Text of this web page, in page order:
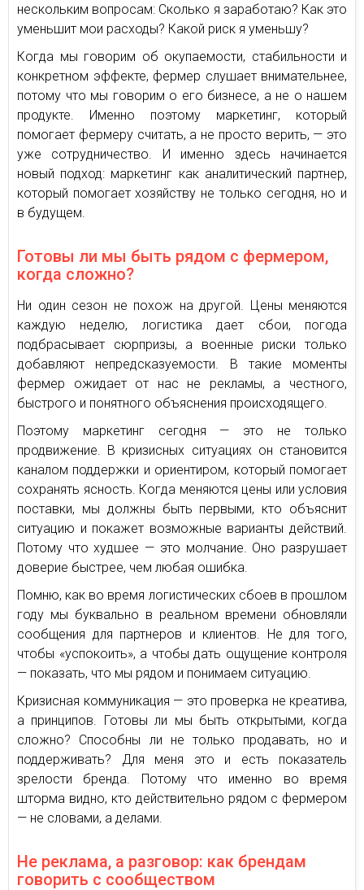
нескольким вопросам: Сколько я заработаю? Как это
уменьшит мои расходы? Какой риск я уменьшу?
Когда мы говорим об окупаемости, стабильности и
конкретном эффекте, фермер слушает внимательнее,
потому что мы говорим о его бизнесе, а не о нашем
продукте. Именно поэтому маркетинг, который
помогает фермеру считать, а не просто верить, — это
уже сотрудничество. И именно здесь начинается
новый подход: маркетинг как аналитический партнер,
который помогает хозяйству не только сегодня, но и
в будущем.
Готовы ли мы быть рядом с фермером,
когда сложно?
Ни один сезон не похож на другой. Цены меняются
каждую неделю, логистика дает сбои, погода
подбрасывает сюрпризы, а военные риски только
добавляют непредсказуемости. В такие моменты
фермер ожидает от нас не рекламы, а честного,
быстрого и понятного объяснения происходящего.
Поэтому маркетинг сегодня — это не только
продвижение. В кризисных ситуациях он становится
каналом поддержки и ориентиром, который помогает
сохранять ясность. Когда меняются цены или условия
поставки, мы должны быть первыми, кто объяснит
ситуацию и покажет возможные варианты действий.
Потому что худшее — это молчание. Оно разрушает
доверие быстрее, чем любая ошибка.
Помню, как во время логистических сбоев в прошлом
году мы буквально в реальном времени обновляли
сообщения для партнеров и клиентов. Не для того,
чтобы «успокоить», а чтобы дать ощущение контроля
— показать, что мы рядом и понимаем ситуацию.
Кризисная коммуникация — это проверка не креатива,
а принципов. Готовы ли мы быть открытыми, когда
сложно? Способны ли не только продавать, но и
поддерживать? Для меня это и есть показатель
зрелости бренда. Потому что именно во время
шторма видно, кто действительно рядом с фермером
— не словами, а делами.
Не реклама, а разговор: как брендам
говорить с сообществом